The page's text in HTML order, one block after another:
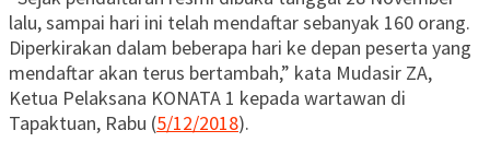
lalu, sampai hari ini telah mendaftar sebanyak 160 orang.
Diperkirakan dalam beberapa hari ke depan peserta yang
mendaftar akan terus bertambah,” kata Mudasir ZA,
Ketua Pelaksana KONATA 1 kepada wartawan di
Tapaktuan, Rabu (5/12/2018).